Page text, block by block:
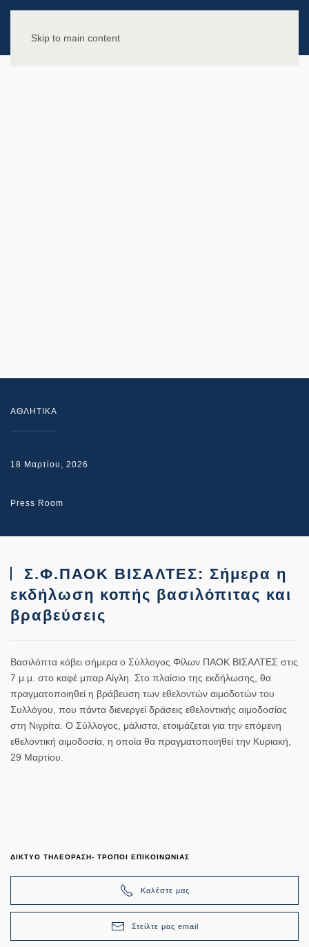
Skip to main content
ΑΘΛΗΤΙΚΑ
18 Μαρτίου, 2026
Press Room
Σ.Φ.ΠΑΟΚ ΒΙΣΑΛΤΕΣ: Σήμερα η
εκδήλωση κοπής βασιλόπιτας και
βραβεύσεις
Βασιλόπτα κόβει σήμερα ο Σύλλογος Φίλων ΠΑΟΚ ΒΙΣΑΛΤΕΣ στις
7 μ.μ. στο καφέ μπαρ Αίγλη. Στο πλαίσιο της εκδήλωσης, θα
πραγματοποιηθεί η βράβευση των εθελοντών αιμοδοτών του
Συλλόγου, που πάντα διενεργεί δράσεις εθελοντικής αιμοδοσίας
στη Νιγρίτα. Ο Σύλλογος, μάλιστα, ετοιμάζεται για την επόμενη
εθελοντική αιμοδοσία, η οποία θα πραγματοποιηθεί την Κυριακή,
29 Μαρτίου.
ΔΙΚΤΥΟ ΤΗΛΕΟΡΑΣΗ- ΤΡΟΠΟΙ ΕΠΙΚΟΙΝΩΝΙΑΣ
Καλέστε μας
Στείλτε μας email